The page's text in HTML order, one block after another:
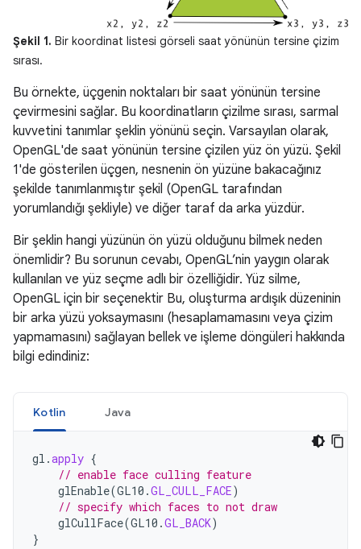
Şekil 1. Bir koordinat listesi görseli saat yönünün tersine çizim
sırası.
Bu örnekte, üçgenin noktaları bir saat yönünün tersine
çevirmesini sağlar. Bu koordinatların çizilme sırası, sarmal
kuvvetini tanımlar şeklin yönünü seçin. Varsayılan olarak,
OpenGL'de saat yönünün tersine çizilen yüz ön yüzü. Şekil
1'de gösterilen üçgen, nesnenin ön yüzüne bakacağınız
şekilde tanımlanmıştır şekil (OpenGL tarafından
yorumlandığı şekliyle) ve diğer taraf da arka yüzdür.
Bir şeklin hangi yüzünün ön yüzü olduğunu bilmek neden
önemlidir? Bu sorunun cevabı, OpenGL’nin yaygın olarak
kullanılan ve yüz seçme adlı bir özelliğidir. Yüz silme,
OpenGL için bir seçenektir Bu, oluşturma ardışık düzeninin
bir arka yüzü yoksaymasını (hesaplamamasını veya çizim
yapmamasını) sağlayan bellek ve işleme döngüleri hakkında
bilgi edindiniz:
Kotlin Java
gl .apply {
// enable face culling feature
glEnable(GL10 .GL_CULL_FACE)
// specify which faces to not draw
glCullFace(GL10 .GL_BACK)
}